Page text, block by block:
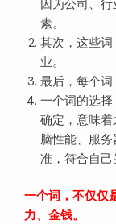
因为公司、
素。
其次，这些
业。
最后，每个词
一个词的选
确定，意味
脑性能、服
准，符合自己
一个词，不仅仅
力、金钱。